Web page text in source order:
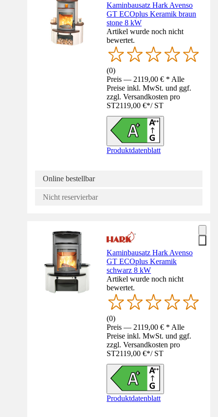
Kaminbausatz Hark Avenso
GT ECOplus Keramik braun
stone 8 kW
Artikel wurde noch nicht
bewertet.
(0)
Preis — 2119,00 € * Alle
Preise inkl. MwSt. und ggf.
zzgl. Versandkosten pro
ST2119,00 €*/ ST
Produktdatenblatt
Online bestellbar
Nicht reservierbar
Kaminbausatz Hark Avenso
GT ECOplus Keramik
schwarz 8 kW
Artikel wurde noch nicht
bewertet.
(0)
Preis — 2119,00 € * Alle
Preise inkl. MwSt. und ggf.
zzgl. Versandkosten pro
ST2119,00 €*/ ST
Produktdatenblatt